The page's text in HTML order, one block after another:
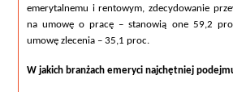
emerytalnemu i rentowym, zdecydowanie
na umowę o pracę – stanowią one 59,2
umowę zlecenia – 35,1 proc.
W jakich branżach emeryci najchętniej